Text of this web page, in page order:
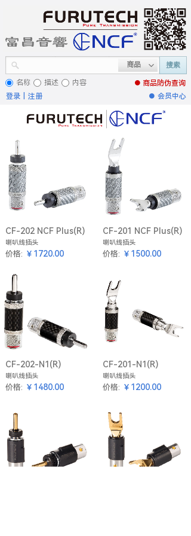
商品 搜索
名称 描述 内容 ● 商品防伪查询
● 会员中心
登录 注册
CF-202 NCF Plus(R)
喇叭线插头
价格: ￥1720.00
CF-201 NCF Plus(R)
喇叭线插头
价格: ￥1500.00
CF-202-N1(R)
喇叭线插头
价格: ￥1480.00
CF-201-N1(R)
喇叭线插头
价格: ￥1200.00